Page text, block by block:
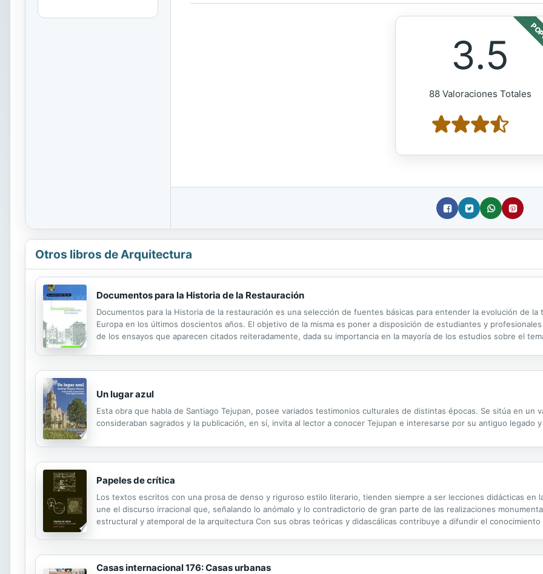
3.5
88 Valoraciones Totales
Otros libros de Arquitectura
Documentos para la Historia de la Restauración
Documentos para la Historia de la restauración es una selección de fuentes básicas para entender la evolución de
Europa en los últimos doscientos años. El objetivo de la misma es poner a disposición de estudiantes y
de los ensayos que aparecen citados reiteradamente, dada su importancia en la mayoría de los estudios sobre el
Un lugar azul
Esta obra que habla de Santiago Tejupan, posee variados testimonios culturales de distintas épocas. Se sitúa en un
consideraban sagrados y la publicación, en sí, invita al lector a conocer Tejupan e interesarse por su antiguo legado
Papeles de crítica
Los textos escritos con una prosa de denso y riguroso estilo literario, tienden siempre a ser lecciones didácticas en
une el discurso irracional que, señalando lo anómalo y lo contradictorio de gran parte de las realizaciones
estructural y atemporal de la arquitectura Con sus obras teóricas y didascálicas contribuye a difundir el
Casas internacional 176: Casas urbanas